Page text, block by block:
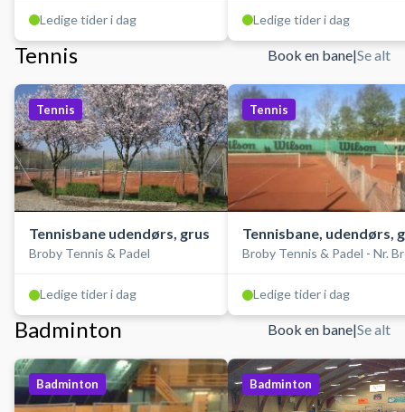
Ledige tider i dag Ledige tider i dag
Tennis Book en bane|Se alt
Tennis
Tennisbane udendørs, grus
Broby Tennis & Padel
Ledige tider i dag
Tennis
Tennisbane, udendørs,
Broby Tennis & Padel - Nr.
Ledige tider i dag
Badminton Book en bane|Se alt
Badminton Badminton